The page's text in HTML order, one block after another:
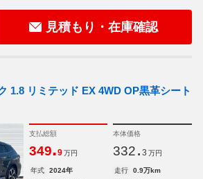
見積もり・在庫確認
1.8 リミテッド EX 4WD OP黒革シート
支払総額
349.9 万円
本体価格
332. 3 万円
年式 2024年 走行
0.9万km